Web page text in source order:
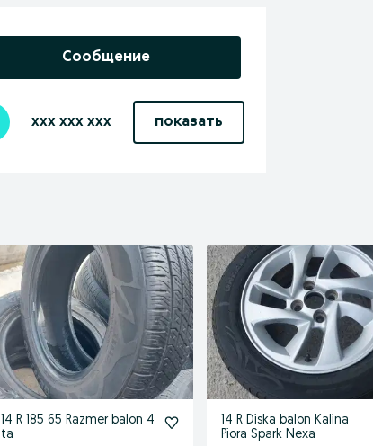
Сообщение
xxx xxx xxx показать
14 R 185 65 Razmer balon 4
ta
14 R Diska balon Kalina
Piora Spark Nexa